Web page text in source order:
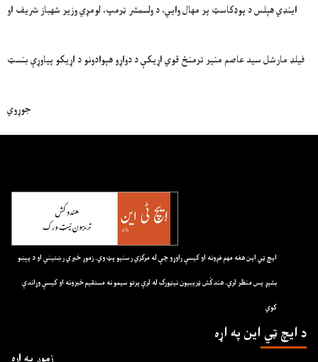
اینډي هېلس د پوډکاسټ پر مهال وايي، د ولسمشر ټرمپ، لومړي وزیر شهباز شریف او
فیلډ مارشل سید عاصم منیر ترمنځ قوي اړیکې د دواړو هېوادونو د اړیکو پیاوړې بنسټ
جوړوي
ايچ ټي اين هغه مهم غږونه او کيسې راوړو چې له مرکزي رسنيو پټ وي. زموږ خبري رښتيني او د پېښو
بشپړ پس منظر لري. هندکُش ټريبيون نيټورک له لرې پرتو سيمو نه مستقيم خبرونه او کيسې وړاندې
کوي
د ايچ ټي اين په اړه